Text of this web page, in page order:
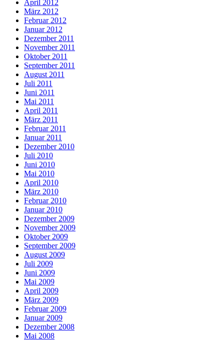
April 2012
März 2012
Februar 2012
Januar 2012
Dezember 2011
November 2011
Oktober 2011
September 2011
August 2011
Juli 2011
Juni 2011
Mai 2011
April 2011
März 2011
Februar 2011
Januar 2011
Dezember 2010
Juli 2010
Juni 2010
Mai 2010
April 2010
März 2010
Februar 2010
Januar 2010
Dezember 2009
November 2009
Oktober 2009
September 2009
August 2009
Juli 2009
Juni 2009
Mai 2009
April 2009
März 2009
Februar 2009
Januar 2009
Dezember 2008
Mai 2008